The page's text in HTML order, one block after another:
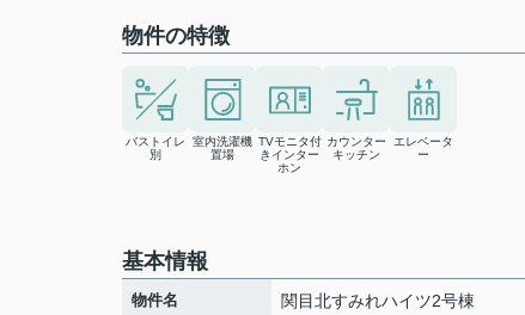
物件の特徴
バストイレ
別
室内洗濯機
置場
TVモニタ付
きインター
ホン
カウンター
キッチン
エレベータ
ー
基本情報
物件名 関目北すみれハイツ2号棟